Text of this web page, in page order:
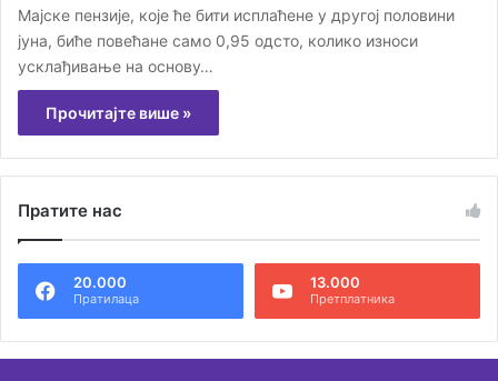
Мајске пензије, које ће бити исплаћене у другој половини
јуна, биће повећане само 0,95 одсто, колико износи
усклађивање на основу…
Прочитајте више »
Пратите нас
20.000
Пратилаца
13.000
Претплатника